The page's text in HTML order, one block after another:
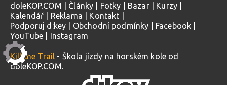
doleKOP.COM Články Fotky Bazar| Kurzy
Kalendář
Reklama Kontakt
Podporuj d:key
Obchodní podmínky Facebook
YouTube
Instagram
Kill the Trail - Škola jízdy na horském kole od
doleKOP.COM.